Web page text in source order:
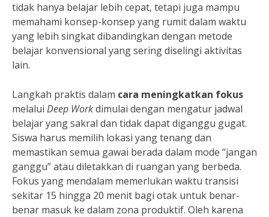
tidak hanya belajar lebih cepat, tetapi juga mampu
memahami konsep-konsep yang rumit dalam waktu
yang lebih singkat dibandingkan dengan metode
belajar konvensional yang sering diselingi aktivitas
lain.
Langkah praktis dalam cara meningkatkan fokus
melalui Deep Workdimulai dengan mengatur jadwal
belajar yang sakral dan tidak dapat diganggu gugat.
Siswa harus memilih lokasi yang tenang dan
memastikan semua gawai berada dalam mode “jangan
ganggu” atau diletakkan di ruangan yang berbeda.
Fokus yang mendalam memerlukan waktu transisi
sekitar 15 hingga 20 menit bagi otak untuk benar-
benar masuk ke dalam zona produktif. Oleh karena